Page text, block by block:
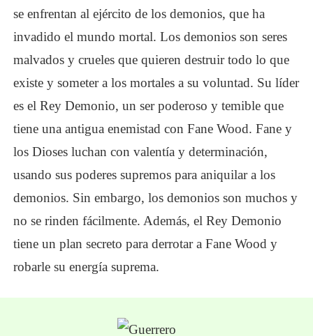
se enfrentan al ejército de los demonios, que ha
invadido el mundo mortal. Los demonios son seres
malvados y crueles que quieren destruir todo lo que
existe y someter a los mortales a su voluntad. Su líder
es el Rey Demonio, un ser poderoso y temible que
tiene una antigua enemistad con Fane Wood. Fane y
los Dioses luchan con valentía y determinación,
usando sus poderes supremos para aniquilar a los
demonios. Sin embargo, los demonios son muchos y
no se rinden fácilmente. Además, el Rey Demonio
tiene un plan secreto para derrotar a Fane Wood y
robarle su energía suprema.